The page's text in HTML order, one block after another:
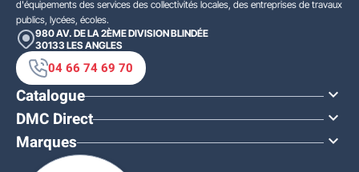
d'équipements des services des collectivités locales, des entreprises de travaux
publics, lycées, écoles.
980 AV. DE LA 2ÈME DIVISION BLINDÉE
30133 LES ANGLES
04 66 74 69 70
Catalogue 
DMC Direct 
Marques 